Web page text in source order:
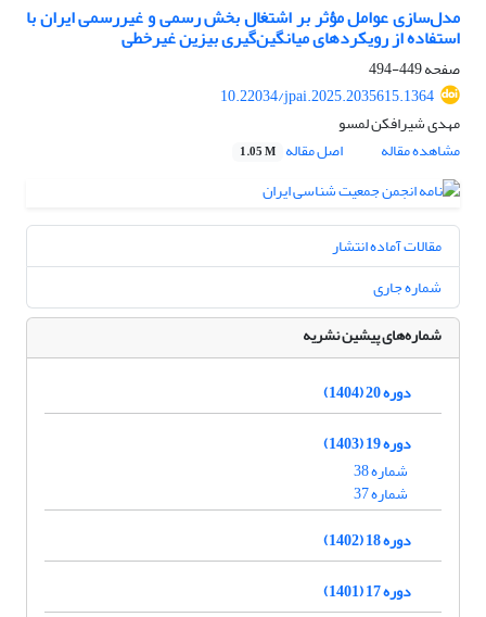
مدل‌سازی عوامل مؤثر بر اشتغال بخش رسمی و غیررسمی ایران با
استفاده از رویکردهای میانگین‌گیری بیزین غیرخطی
صفحه449-494
10.22034/jpai.2025.2035615.1364
مهدی شیرافکن لمسو
مشاهده مقاله
اصل مقاله 1.05 M
مقالات آماده انتشار
شماره جاری
شماره‌های پیشین نشریه
دوره 20 (1404)
دوره 19 (1403)
شماره 38
شماره 37
دوره 18 (1402)
دوره 17 (1401)